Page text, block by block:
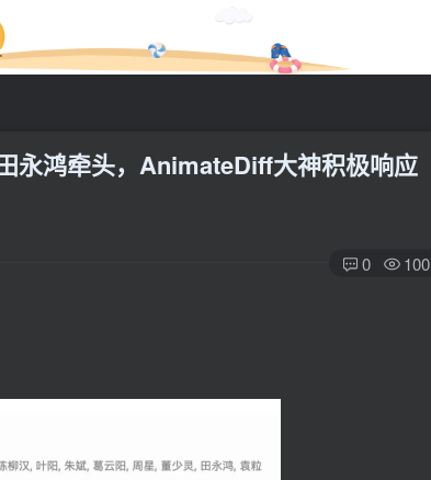
永鸿牵头，AnimateDiff大神积极响应
0 100